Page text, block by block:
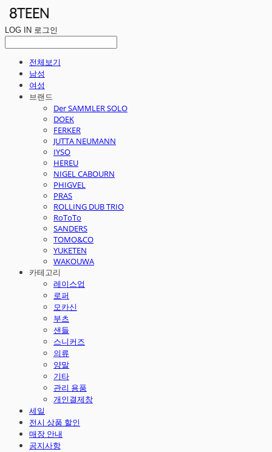
LOG IN 로그인
전체보기
남성
여성
브랜드
Der SAMMLER SOLO
DOEK
FERKER
JUTTA NEUMANN
IYSO
HEREU
NIGEL CABOURN
PHIGVEL
PRAS
ROLLING DUB TRIO
RoToTo
SANDERS
TOMO&CO
YUKETEN
WAKOUWA
카테고리
레이스업
로퍼
모카신
부츠
샌들
스니커즈
의류
양말
기타
관리 용품
개인결제창
세일
전시 상품 할인
매장 안내
공지사항